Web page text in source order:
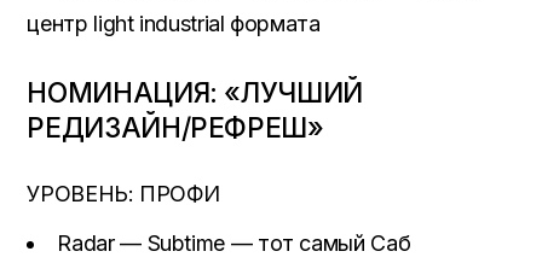
центр light industrial формата
НОМИНАЦИЯ: «ЛУЧШИЙ
РЕДИЗАЙН/РЕФРЕШ»
УРОВЕНЬ: ПРОФИ
Radar — Subtime — тот самый Саб